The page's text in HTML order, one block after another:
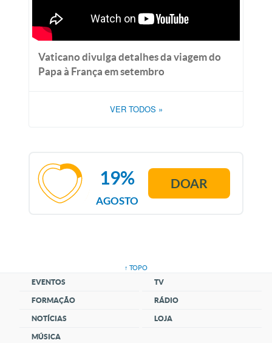
Vaticano divulga detalhes da viagem do
Papa à França em setembro
VER TODOS »
AGOSTO
19% DOAR
↑ TOPO
EVENTOS
FORMAÇÃO
NOTÍCIAS
MÚSICA
TV
RÁDIO
LOJA